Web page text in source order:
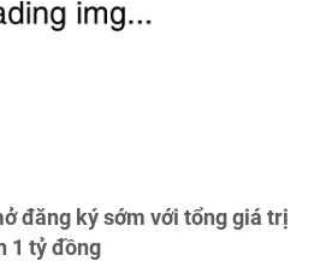
đăng ký sớm với tổng giá trị
1 tỷ đồng